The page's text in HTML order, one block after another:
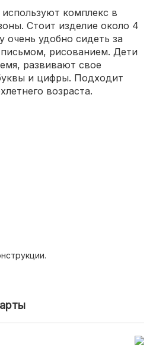
комплекс в
Стоит изделие около 4
очень удобно сидеть за
рисованием. Дети
развивают свое
и цифры. Подходит
возраста.